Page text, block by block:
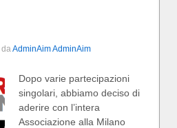
da AdminAim AdminAim
Dopo varie partecipazioni
singolari, abbiamo deciso di
aderire con l’intera
Associazione alla Milano